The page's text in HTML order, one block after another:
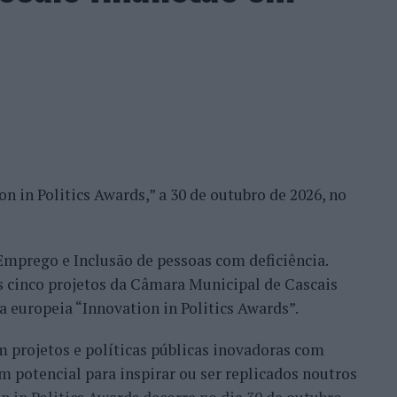
Carlos Silva, a prática de desportos
de desenvolvimento, razão que leva a elencá-
planos de desenvolvimento desportivo e
náuticos continuarão a merecer a melhor
de provas, disponibilizando os meios
Kitewave, dedicada à navegação em ondas com
equipada com foil permite elevar-se acima da
distintas. A prova Downwind liga a praia
percurso, destina-se às categorias Kiteboard e
frente às piscinas municipais de Esposende, e
in Politics Awards,” a 30 de outubro de 2026, no
e Inclusão de pessoas com deficiência.
cinco projetos da Câmara Municipal de Cascais
“Innovation in Politics Awards”.
projetos e políticas públicas inovadoras com
potencial para inspirar ou ser replicados noutros